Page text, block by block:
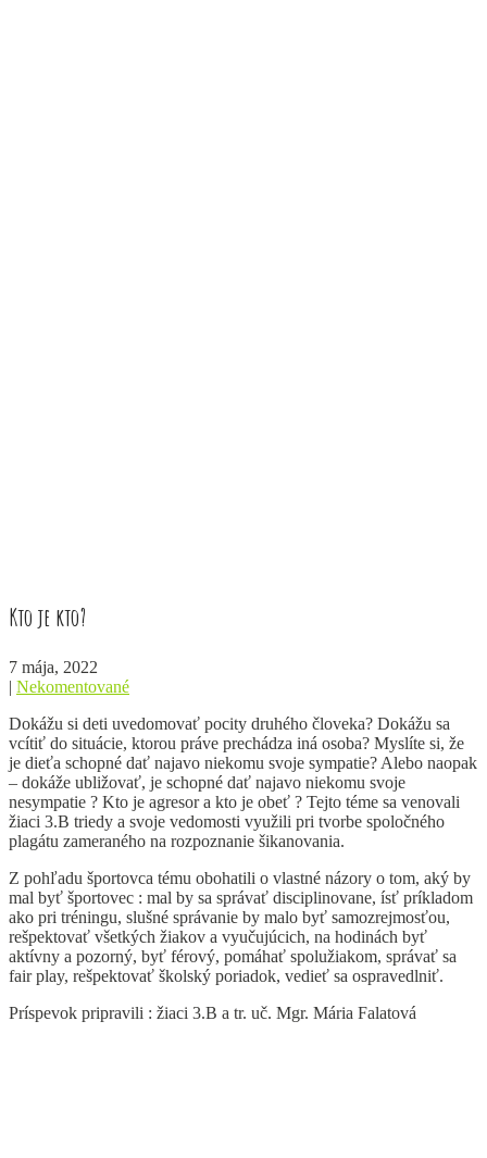
Kto je kto?
7 mája, 2022
| Nekomentované
Dokážu si deti uvedomovať pocity druhého človeka? Dokážu sa
vcítiť do situácie, ktorou práve prechádza iná osoba? Myslíte si, že
je dieťa schopné dať najavo niekomu svoje sympatie? Alebo naopak
– dokáže ubližovať, je schopné dať najavo niekomu svoje
nesympatie ? Kto je agresor a kto je obeť ? Tejto téme sa venovali
žiaci 3.B triedy a svoje vedomosti využili pri tvorbe spoločného
plagátu zameraného na rozpoznanie šikanovania.
Z pohľadu športovca tému obohatili o vlastné názory o tom, aký by
mal byť športovec : mal by sa správať disciplinovane, ísť príkladom
ako pri tréningu, slušné správanie by malo byť samozrejmosťou,
rešpektovať všetkých žiakov a vyučujúcich, na hodinách byť
aktívny a pozorný, byť férový, pomáhať spolužiakom, správať sa
fair play, rešpektovať školský poriadok, vedieť sa ospravedlniť.
Príspevok pripravili : žiaci 3.B a tr. uč. Mgr. Mária Falatová